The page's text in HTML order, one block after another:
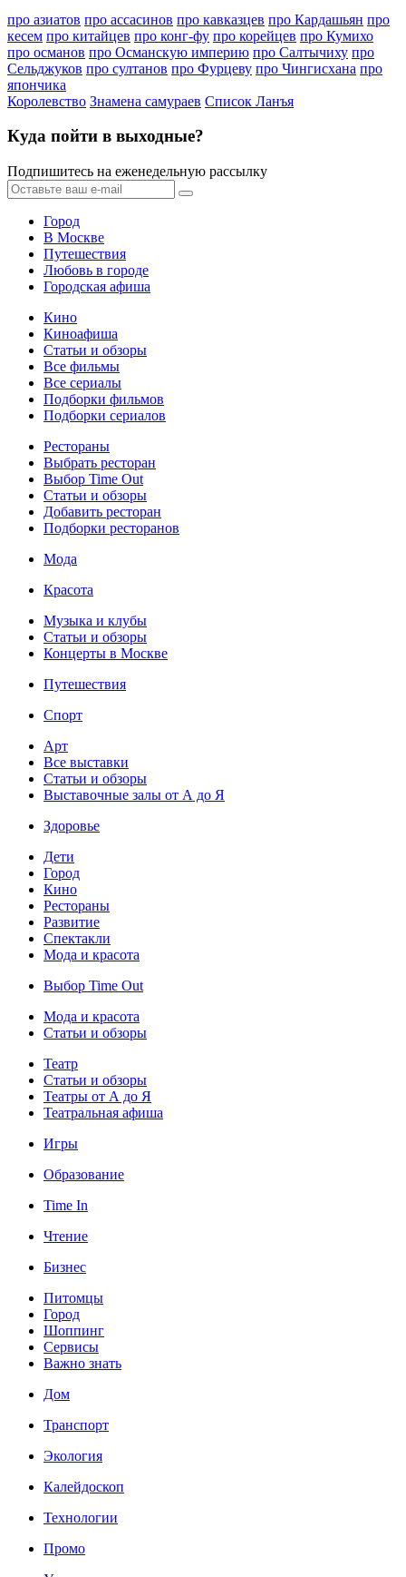
про азиатов про ассасинов про кавказцев про Кардашьян про
кесем про китайцев про конг-фу про корейцев про Кумихо
про османов про Османскую империю про Салтычиху про
Сельджуков про султанов про Фурцеву про Чингисхана про
япончика
Королевство Знамена самураев Список Ланъя
Куда пойти в выходные?
Подпишитесь на еженедельную рассылку
Город
В Москве
Путешествия
Любовь в городе
Городская афиша
Кино
Киноафиша
Статьи и обзоры
Все фильмы
Все сериалы
Подборки фильмов
Подборки сериалов
Рестораны
Выбрать ресторан
Выбор Time Out
Статьи и обзоры
Добавить ресторан
Подборки ресторанов
Мода
Красота
Музыка и клубы
Статьи и обзоры
Концерты в Москве
Путешествия
Спорт
Арт
Все выставки
Статьи и обзоры
Выставочные залы от А до Я
Здоровье
Дети
Город
Кино
Рестораны
Развитие
Спектакли
Мода и красота
Выбор Time Out
Мода и красота
Статьи и обзоры
Театр
Статьи и обзоры
Театры от А до Я
Театральная афиша
Игры
Образование
Time In
Чтение
Бизнес
Питомцы
Город
Шоппинг
Сервисы
Важно знать
Дом
Транспорт
Экология
Калейдоскоп
Технологии
Промо